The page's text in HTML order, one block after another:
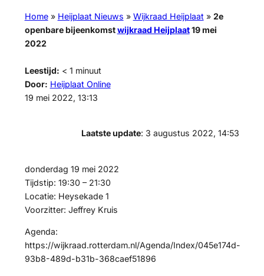
Home» Heijplaat Nieuws » Wijkraad Heijplaat» 2e
openbare bijeenkomstwijkraad Heijplaat19 mei
2022
Leestijd: < 1 minuut
Door: Heijplaat Online
19 mei 2022, 13:13
Laatste update: 3 augustus 2022, 14:53
donderdag 19 mei 2022
Tijdstip: 19:30 – 21:30
Locatie: Heysekade 1
Voorzitter: Jeffrey Kruis
Agenda:
https://wijkraad.rotterdam.nl/Agenda/Index/045e174d-
93b8-489d-b31b-368caef51896